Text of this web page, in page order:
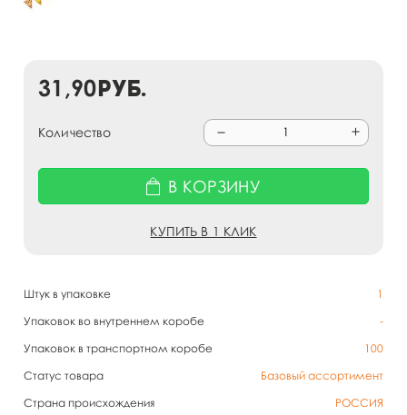
Штук в упаковке
1
Упаковок во внутреннем коробе
-
Упаковок в транспортном коробе
100
Статус товара
Базовый ассортимент
Страна происхождения
РОССИЯ
31,90руб.
Количество
В КОРЗИНУ
КУПИТЬ В 1 КЛИК